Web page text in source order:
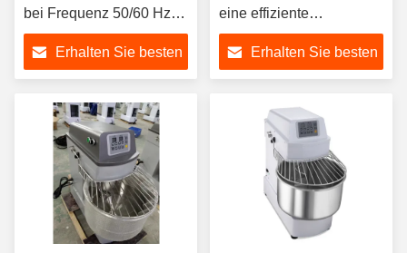
bei Frequenz 50/60 Hz
und Geschwindigkeit 14-
28 U/minErhalten Sie besten
eine effiziente
Teigzubereitung
Erhalten Sie besten